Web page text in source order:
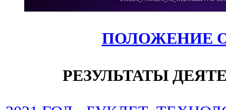
ПОЛОЖЕНИЕ
РЕЗУЛЬТАТЫ